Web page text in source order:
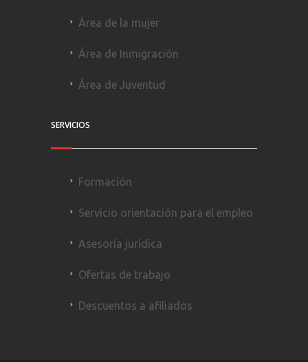
Área de la mujer
Área de Inmigración
Área de Juventud
SERVICIOS
Formación
Servicio orientación para el empleo
Asesoría jurídica
Ofertas de trabajo
Descuentos a afiliados